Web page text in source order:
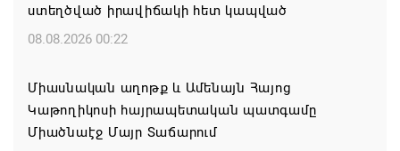
ստեղծված իրավիճակի հետ կապված
08.08.2026 00:22
Միասնական աղոթք և Ամենայն Հայոց
Կաթողիկոսի հայրապետական պատգամը
Միածնաէջ Մայր Տաճարում